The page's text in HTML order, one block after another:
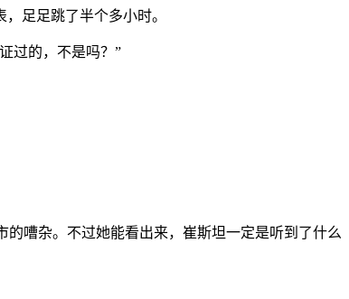
足足跳了半个多小时。
过的，不是吗？”
嘈杂。不过她能看出来，崔斯坦一定是听到了什么